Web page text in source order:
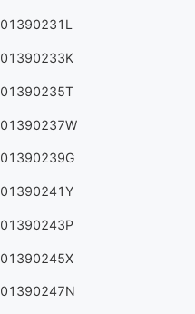
01390231L
01390233K
01390235T
01390237W
01390239G
01390241Y
01390243P
01390245X
01390247N